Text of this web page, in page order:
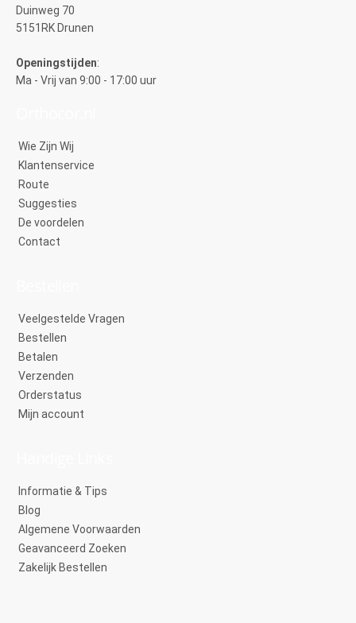
Duinweg 70
5151RK Drunen
Openingstijden:
Ma - Vrij van 9:00 - 17:00 uur
Wie Zijn Wij
Klantenservice
Route
Suggesties
De voordelen
Contact
Veelgestelde Vragen
Bestellen
Betalen
Verzenden
Orderstatus
Mijn account
Informatie & Tips
Blog
Algemene Voorwaarden
Geavanceerd Zoeken
Zakelijk Bestellen